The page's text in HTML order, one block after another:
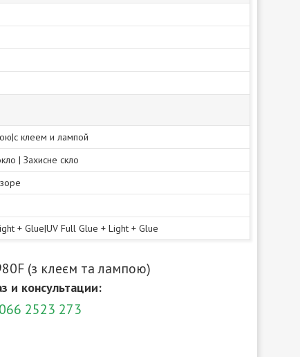
клеем и лампой
| Захисне скло
+ Glue|UV Full Glue + Light + Glue
(з клеєм та лампою)
и консультации:
066 2523 273